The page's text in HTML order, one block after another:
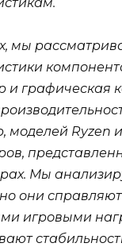
мы
и графическая
моделей Ryzen
Мы
они
игровыми